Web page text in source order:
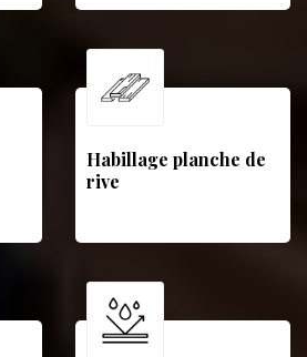
Habillage planche de
rive